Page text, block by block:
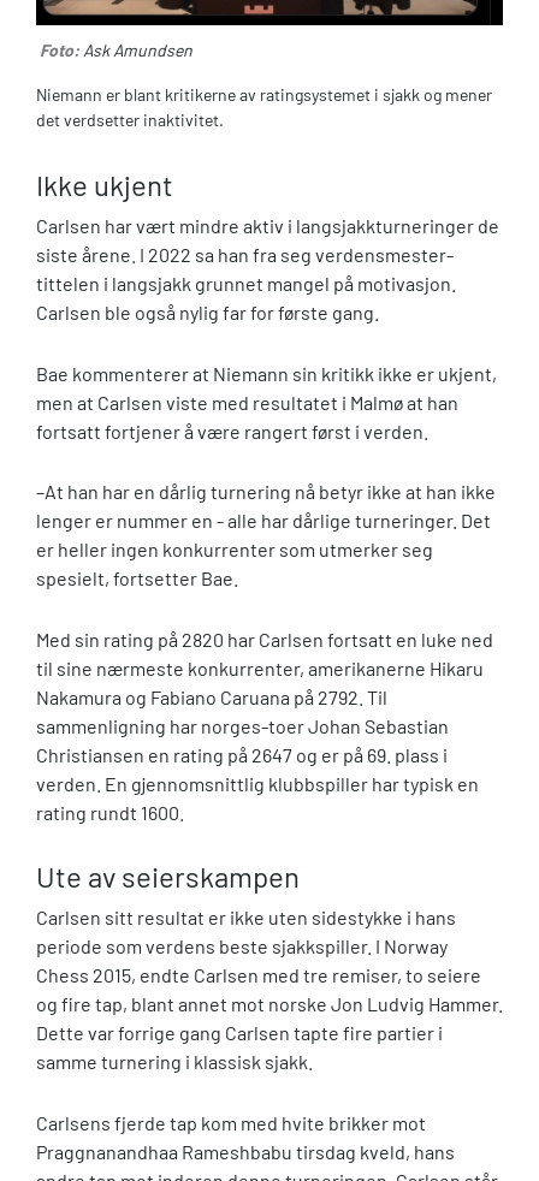
Foto: Ask Amundsen
Niemann er blant kritikerne av ratingsystemet i sjakk og mener
det verdsetter inaktivitet.
Ikke ukjent
Carlsen har vært mindre aktiv i langsjakkturneringer de
siste årene. I 2022 sa han fra seg verdensmester-
tittelen i langsjakk grunnet mangel på motivasjon.
Carlsen ble også nylig far for første gang.
Bae kommenterer at Niemann sin kritikk ikke er ukjent,
men at Carlsen viste med resultatet i Malmø at han
fortsatt fortjener å være rangert først i verden.
–At han har en dårlig turnering nå betyr ikke at han ikke
lenger er nummer en - alle har dårlige turneringer. Det
er heller ingen konkurrenter som utmerker seg
spesielt, fortsetter Bae.
Med sin rating på 2820 har Carlsen fortsatt en luke ned
til sine nærmeste konkurrenter, amerikanerne Hikaru
Nakamura og Fabiano Caruana på 2792. Til
sammenligning har norges-toer Johan Sebastian
Christiansen en rating på 2647 og er på 69. plass i
verden. En gjennomsnittlig klubbspiller har typisk en
rating rundt 1600.
Ute av seierskampen
Carlsen sitt resultat er ikke uten sidestykke i hans
periode som verdens beste sjakkspiller. I Norway
Chess 2015, endte Carlsen med tre remiser, to seiere
og fire tap, blant annet mot norske Jon Ludvig Hammer.
Dette var forrige gang Carlsen tapte fire partier i
samme turnering i klassisk sjakk.
Carlsens fjerde tap kom med hvite brikker mot
Praggnanandhaa Rameshbabu tirsdag kveld, hans